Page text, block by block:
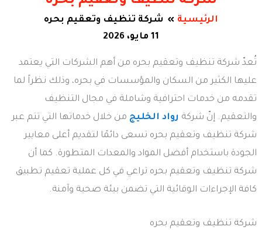
الرئيسية
شركة تنظيف وتعقيم بحره
11 مايو، 2026
تُعدّ شركة تنظيف وتعقيم بحره من أهم الشركات التي يعتمد
عليها الكثير من السكان والمؤسسات في بحره، وذلك نظراً لما
تقدمه من خدمات احترافية وشاملة في مجال التنظيف
والتعقيم. إنّ شركة رواد الخليج من خلال خدماتها التي تتم عبر
شركة تنظيف وتعقيم بحره تسعى دائمًا لتقديم أعلى معايير
الجودة باستخدام أفضل المواد والمعدات المتطورة. كما أن
شركة تنظيف وتعقيم بحره تراعي في كل عملية تعقيم تطبيق
كافة الإجراءات الوقائية التي تضمن بيئة صحية وآمنة.
شركة تنظيف وتعقيم بحره